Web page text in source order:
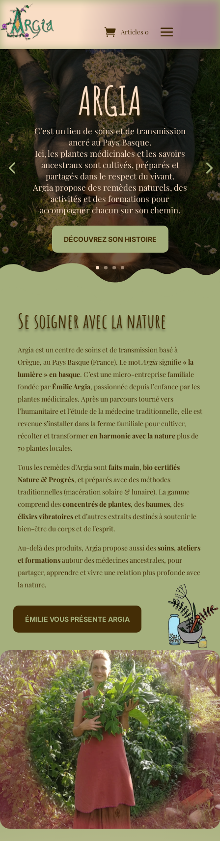
Articles 0
ARGIA
C’est un lieu de soins et de transmission
ancré au Pays Basque.
Ici, les plantes médicinales et les savoirs
ancestraux sont cultivés, préparés et
partagés dans le respect du vivant.
Argia propose des remèdes naturels, des
activités et des formations pour
accompagner chacun sur son chemin.
DÉCOUVREZ SON HISTOIRE
Se soigner avec la nature
Argia est un centre de soins et de transmission basé à
Orègue, au Pays Basque (France). Le motArgiasignifie« la
lumière » en basque. C’est une micro-entreprise familiale
fondée par Émilie Argia, passionnée depuis l’enfance par les
plantes médicinales. Après un parcours tourné vers
l’humanitaire et l’étude de la médecine traditionnelle, elle est
revenue s’installer dans la ferme familiale pour cultiver,
récolter et transformeren harmonie avec la natureplus de
70 plantes locales.
Tous les remèdes d’Argia sontfaits main, bio certifiés
Nature & Progrès, et préparés avec des méthodes
traditionnelles (macération solaire & lunaire). La gamme
comprend desconcentrés de plantes, desbaumes, des
élixirs vibratoireset d’autres extraits destinés à soutenir le
bien-être du corps et de l’esprit.
Au-delà des produits, Argia propose aussi dessoins, ateliers
et formationsautour des médecines ancestrales, pour
partager, apprendre et vivre une relation plus profonde avec
la nature.
ÉMILIE VOUS PRÉSENTE ARGIA